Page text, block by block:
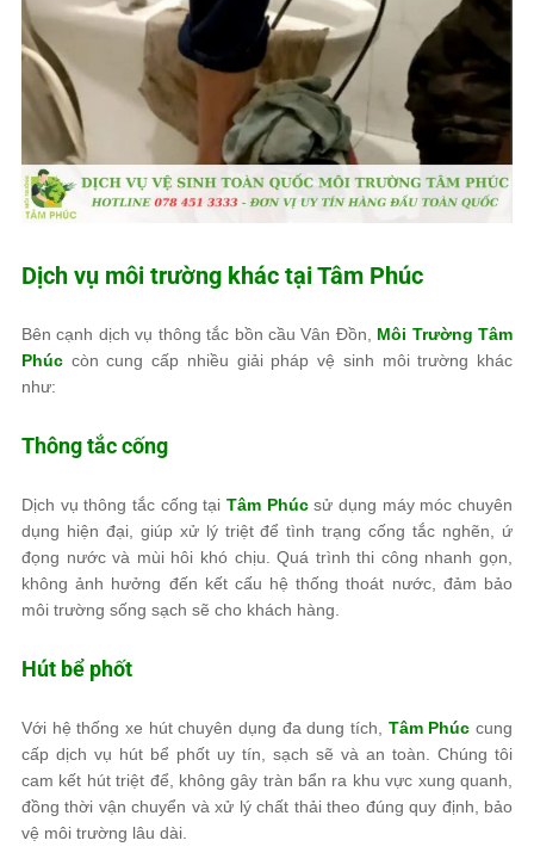
Dịch vụ môi trường khác tạiTâm Phúc
Bên cạnh dịch vụ thông tắc bồn cầu Vân Đồn, Môi Trường Tâm
Phúc còn cung cấp nhiều giải pháp vệ sinh môi trường khác
như:
Thông tắc cống
Dịch vụ thông tắc cống tại Tâm Phúcsử dụng máy móc chuyên
dụng hiện đại, giúp xử lý triệt để tình trạng cống tắc nghẽn, ứ
đọng nước và mùi hôi khó chịu. Quá trình thi công nhanh gọn,
không ảnh hưởng đến kết cấu hệ thống thoát nước, đảm bảo
môi trường sống sạch sẽ cho khách hàng.
Hút bể phốt
Với hệ thống xe hút chuyên dụng đa dung tích, Tâm Phúc cung
cấp dịch vụ hút bể phốt uy tín, sạch sẽ và an toàn. Chúng tôi
cam kết hút triệt để, không gây tràn bẩn ra khu vực xung quanh,
đồng thời vận chuyển và xử lý chất thải theo đúng quy định, bảo
vệ môi trường lâu dài.